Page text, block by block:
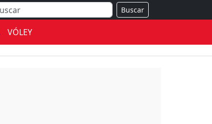
Buscar
VÓLEY